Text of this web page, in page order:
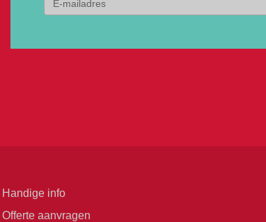
Handige info
Offerte aanvragen